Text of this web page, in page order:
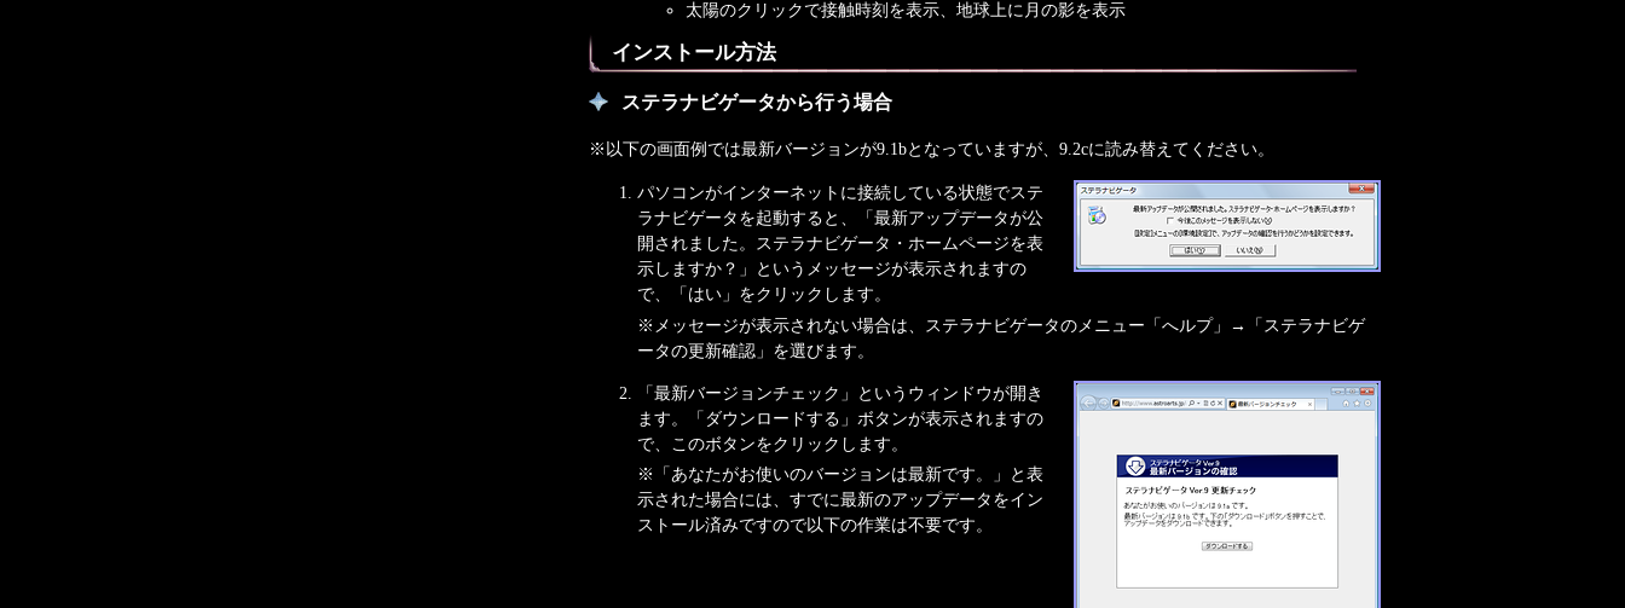
太陽のクリックで接触時刻を表示、地球上に月の影を表示
インストール方法
ステラナビゲータから行う場合
※以下の画面例では最新バージョンが9.1bとなっていますが、9.2cに読み替えてください。
パソコンがインターネットに接続している状態でステ
ラナビゲータを起動すると、「最新アップデータが公
開されました。ステラナビゲータ・ホームページを表
示しますか？」というメッセージが表示されますの
で、「はい」をクリックします。
※メッセージが表示されない場合は、ステラナビゲータのメニュー「へルプ」→「ステラナビゲ
ータの更新確認」を選びます。
「最新バージョンチェック」というウィンドウが開き
ます。「ダウンロードする」ボタンが表示されますの
で、このボタンをクリックします。
※「あなたがお使いのバージョンは最新です。」と表
示された場合には、すでに最新のアップデータをイン
ストール済みですので以下の作業は不要です。